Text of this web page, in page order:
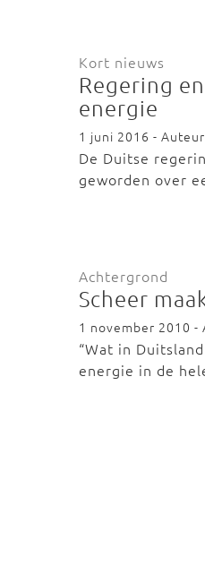
Kort nieuws
Regering
energie
1 juni 2016 -
De Duitse
geworden over
Achtergrond
Scheer
1 november 2010
“Wat in
energie in de